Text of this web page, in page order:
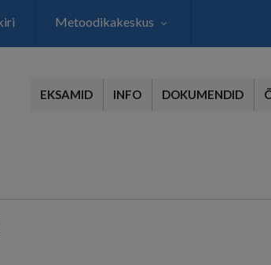
Metoodikakeskus
EKSAMID INFO DOKUMENDID